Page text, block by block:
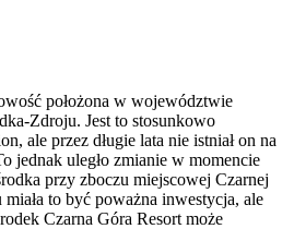
położona w województwie
Zdroju. Jest to stosunkowo
ale przez długie lata nie istniał on na
jednak uległo zmianie w momencie
przy zboczu miejscowej Czarnej
to być poważna inwestycja, ale
Czarna Góra Resort może